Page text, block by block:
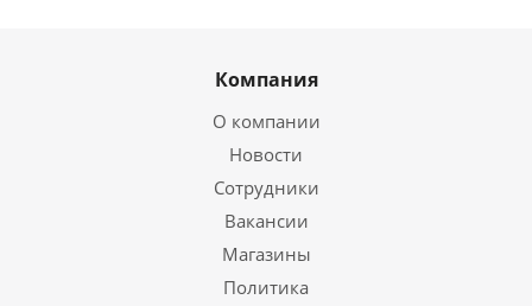
Компания
О компании
Новости
Сотрудники
Вакансии
Магазины
Политика